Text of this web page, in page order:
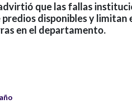
que las fallas
disponibles y limitan
en el departamento.